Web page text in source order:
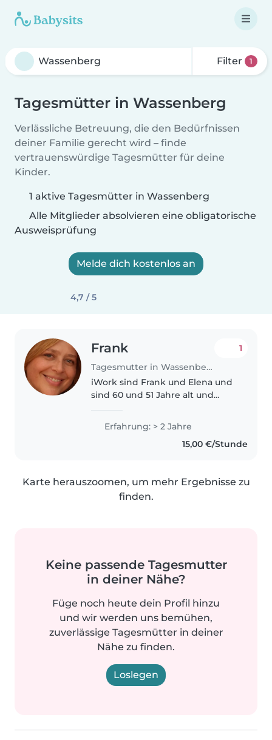
Filter 1
Tagesmütter in Wassenberg
Verlässliche Betreuung, die den Bedürfnissen
deiner Familie gerecht wird – finde
vertrauenswürdige Tagesmütter für deine
Kinder.
1 aktive Tagesmütter in Wassenberg
Alle Mitglieder absolvieren eine obligatorische
Ausweisprüfung
Melde dich kostenlos an
4,7 / 5
Frank
Tagesmutter in Wassenberg
1
iWork sind Frank und Elena und
sind 60 und 51 Jahre alt und
Tochter in einem großen Haus
mit vielen Zimmern und einem
großen Garten mit Kaninchen.
Erfahrung: > 2 Jahre
15,00 €/Stunde
Karte herauszoomen, um mehr Ergebnisse zu
finden.
Keine passende Tagesmutter
in deiner Nähe?
Füge noch heute dein Profil hinzu
und wir werden uns bemühen,
zuverlässige Tagesmütter in deiner
Nähe zu finden.
Loslegen